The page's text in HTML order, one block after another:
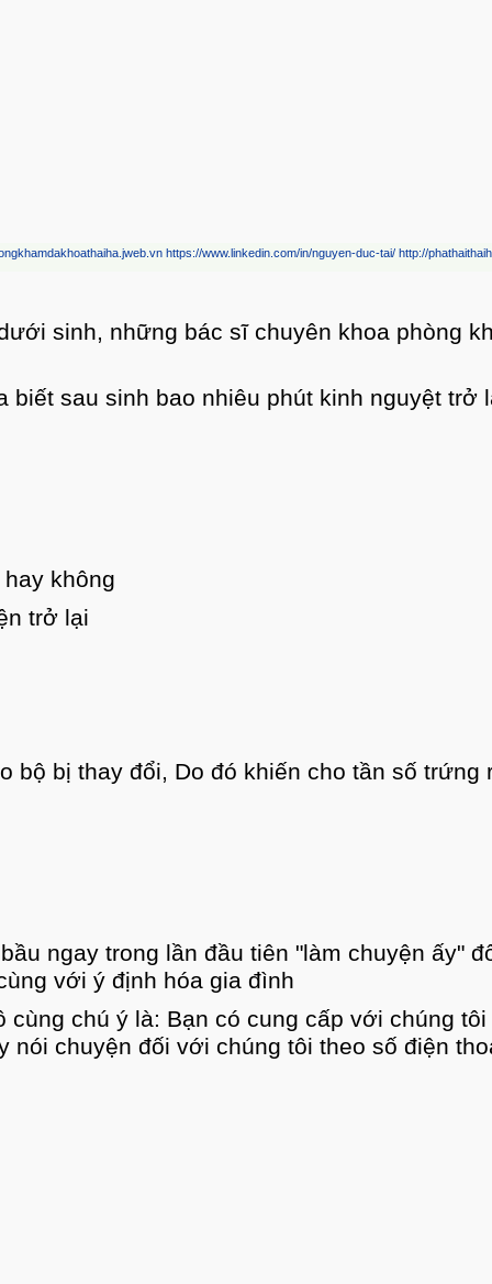
Nắm bắt được tầm cấp thiết của
dụng bất kỳ giải pháp ngừa thai nào?
nhau như: đặc điểm sức khỏe của nữ
phải đợi từ 8 – 10 tháng mới có nguy cơ
trong sữa mẹ còn khiến vận
không sử dụng bao cao su đối với
phòng tránh thai phù hợp đối với nữ
có nguy cơ xuất hiện kinh nguyệt.
phương pháp ngừa thai cho chị em